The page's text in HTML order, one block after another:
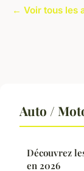
← Voir tous les
Auto /
Découvrez
en 2026